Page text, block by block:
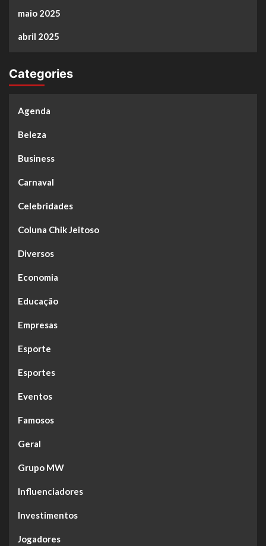
maio 2025
abril 2025
Categories
Agenda
Beleza
Business
Carnaval
Celebridades
Coluna Chik Jeitoso
Diversos
Economia
Educação
Empresas
Esporte
Esportes
Eventos
Famosos
Geral
Grupo MW
Influenciadores
Investimentos
Jogadores